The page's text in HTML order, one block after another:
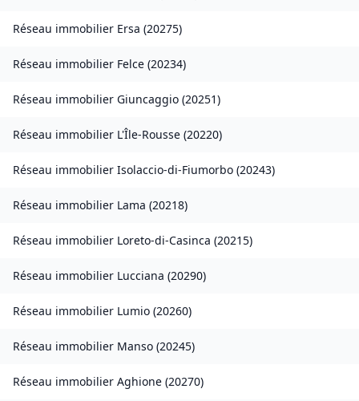
Réseau immobilier Ersa (20275)
Réseau immobilier Felce (20234)
Réseau immobilier Giuncaggio (20251)
Réseau immobilier L'Île-Rousse (20220)
Réseau immobilier Isolaccio-di-Fiumorbo (20243)
Réseau immobilier Lama (20218)
Réseau immobilier Loreto-di-Casinca (20215)
Réseau immobilier Lucciana (20290)
Réseau immobilier Lumio (20260)
Réseau immobilier Manso (20245)
Réseau immobilier Aghione (20270)